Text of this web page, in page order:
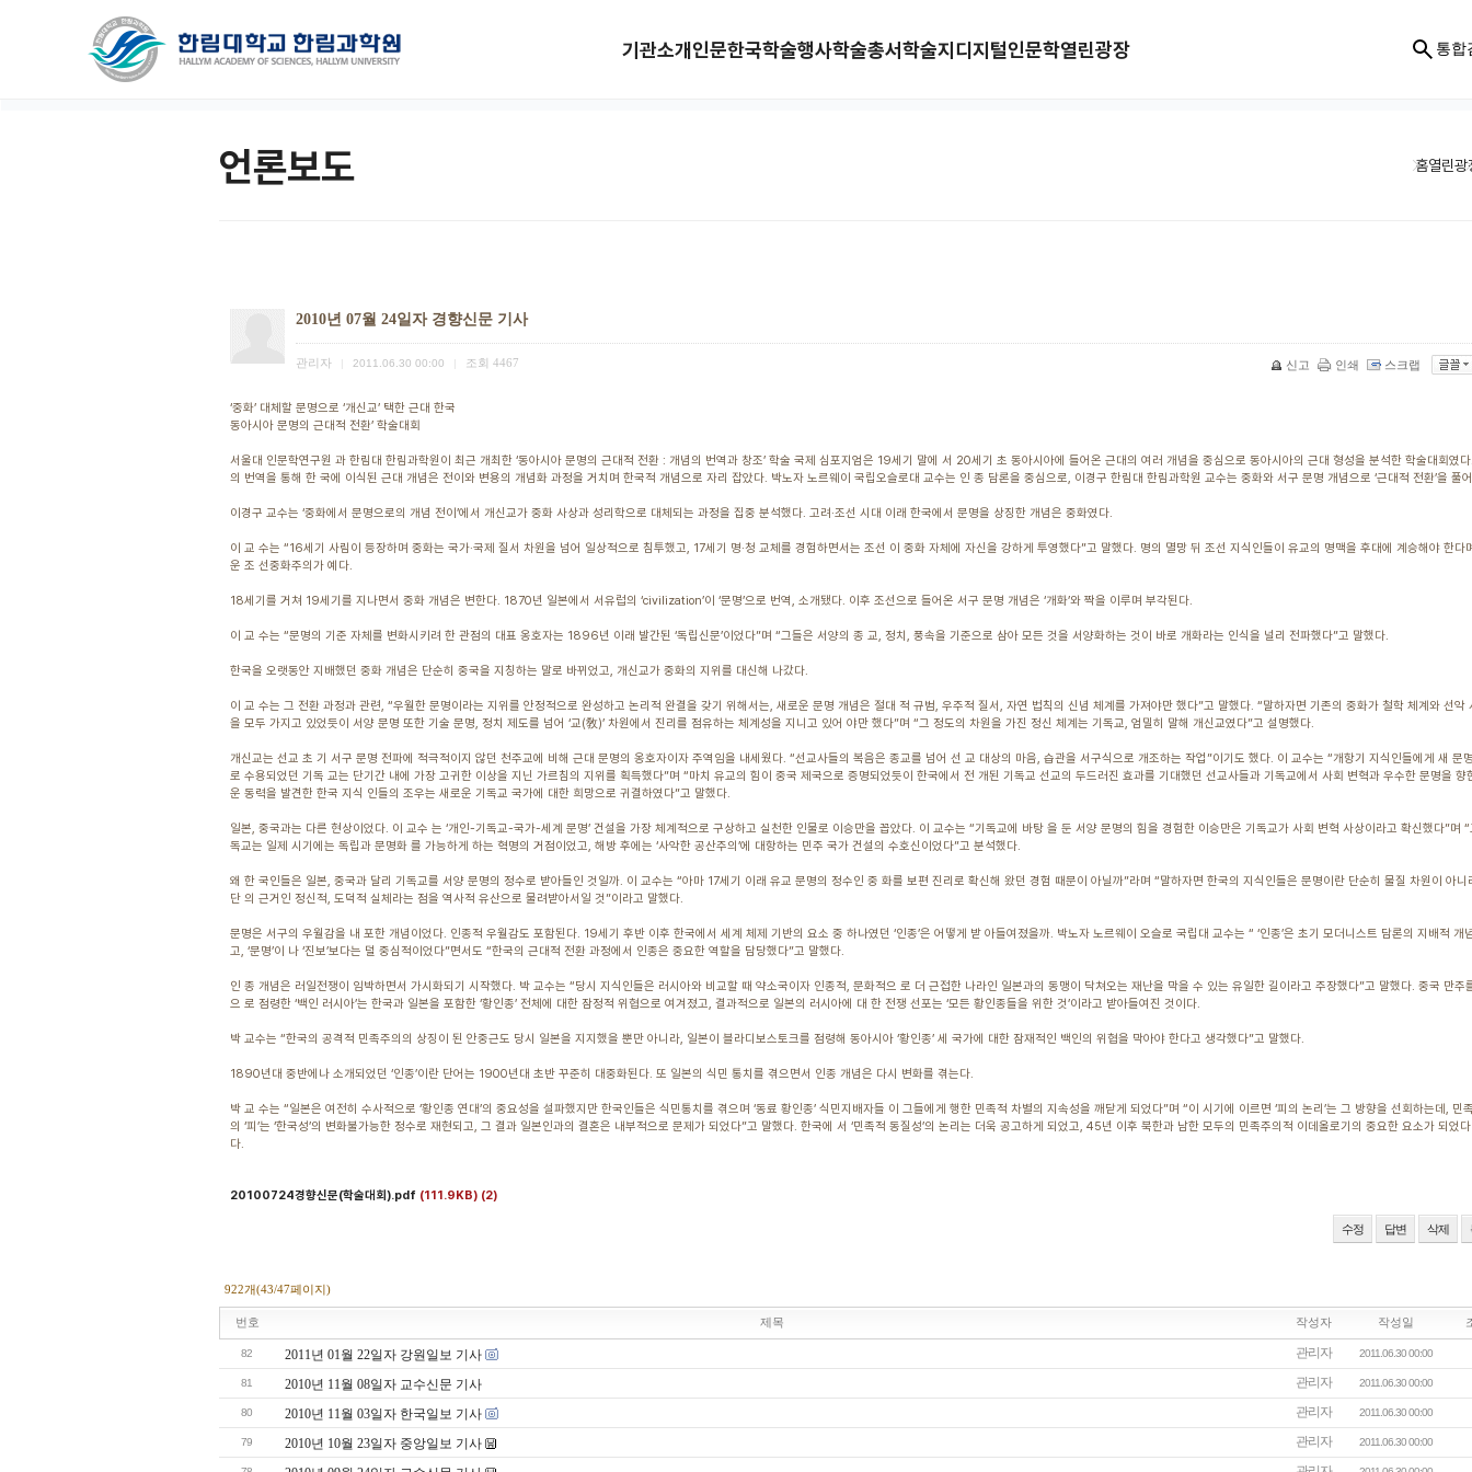
기관소개인문한국학술행사학술총서학술지디지털인문학열린광장 통합
언론보도 홈열린광
2010년 07월 24일자 경향신문 기사
관리자 2011.06.30 00:00 조회 4467 신고 인쇄 스크랩
‘중화’ 대체할 문명으로 ‘개신교’ 택한 근대 한국
동아시아 문명의 근대적 전환’ 학술대회
서울대 인문학연구원 과 한림대 한림과학원이 최근 개최한 ‘동아시아 문명의 근대적 전환 : 개념의 번역과 창조’ 학술 국제 심포지엄은 19세기 말에 서 20세기 초 동아시아에 들어온 근대의 여러 개념을 중심으로 동아시아의 근대 형성을 분석한 학술대회였
의 번역을 통해 한 국에 이식된 근대 개념은 전이와 변용의 개념화 과정을 거치며 한국적 개념으로 자리 잡았다. 박노자 노르웨이 국립오슬로대 교수는 인 종 담론을 중심으로, 이경구 한림대 한림과학원 교수는 중화와 서구 문명 개념으로 ‘근대적 전환’을 풀
이경구 교수는 ‘중화에서 문명으로의 개념 전이’에서 개신교가 중화 사상과 성리학으로 대체되는 과정을 집중 분석했다. 고려·조선 시대 이래 한국에서 문명을 상징한 개념은 중화였다.
이 교 수는 “16세기 사림이 등장하며 중화는 국가·국제 질서 차원을 넘어 일상적으로 침투했고, 17세기 명·청 교체를 경험하면서는 조선 이 중화 자체에 자신을 강하게 투영했다”고 말했다. 명의 멸망 뒤 조선 지식인들이 유교의 명맥을 후대에 계승해야 한다
운 조 선중화주의가 예다.
18세기를 거쳐 19세기를 지나면서 중화 개념은 변한다. 1870년 일본에서 서유럽의 ‘civilization’이 ‘문명’으로 번역, 소개됐다. 이후 조선으로 들어온 서구 문명 개념은 ‘개화’와 짝을 이루며 부각된다.
이 교 수는 “문명의 기준 자체를 변화시키려 한 관점의 대표 옹호자는 1896년 이래 발간된 ‘독립신문’이었다”며 “그들은 서양의 종 교, 정치, 풍속을 기준으로 삼아 모든 것을 서양화하는 것이 바로 개화라는 인식을 널리 전파했다”고 말했다.
한국을 오랫동안 지배했던 중화 개념은 단순히 중국을 지칭하는 말로 바뀌었고, 개신교가 중화의 지위를 대신해 나갔다.
이 교 수는 그 전환 과정과 관련, “우월한 문명이라는 지위를 안정적으로 완성하고 논리적 완결을 갖기 위해서는, 새로운 문명 개념은 절대 적 규범, 우주적 질서, 자연 법칙의 신념 체계를 가져야만 했다”고 말했다. “말하자면 기존의 중화가 철학 체계와 선악
을 모두 가지고 있었듯이 서양 문명 또한 기술 문명, 정치 제도를 넘어 ‘교(敎)’ 차원에서 진리를 점유하는 체계성을 지니고 있어 야만 했다”며 “그 정도의 차원을 가진 정신 체계는 기독교, 엄밀히 말해 개신교였다”고 설명했다.
개신교는 선교 초 기 서구 문명 전파에 적극적이지 않던 천주교에 비해 근대 문명의 옹호자이자 주역임을 내세웠다. “선교사들의 복음은 종교를 넘어 선 교 대상의 마음, 습관을 서구식으로 개조하는 작업”이기도 했다. 이 교수는 “개항기 지식인들에게 새 문
로 수용되었던 기독 교는 단기간 내에 가장 고귀한 이상을 지닌 가르침의 지위를 획득했다”며 “마치 유교의 힘이 중국 제국으로 증명되었듯이 한국에서 전 개된 기독교 선교의 두드러진 효과를 기대했던 선교사들과 기독교에서 사회 변혁과 우수한 문명을 향
운 동력을 발견한 한국 지식 인들의 조우는 새로운 기독교 국가에 대한 희망으로 귀결하였다”고 말했다.
일본, 중국과는 다른 현상이었다. 이 교수 는 ‘개인-기독교-국가-세계 문명’ 건설을 가장 체계적으로 구상하고 실천한 인물로 이승만을 꼽았다. 이 교수는 “기독교에 바탕 을 둔 서양 문명의 힘을 경험한 이승만은 기독교가 사회 변혁 사상이라고 확신했다”며
독교는 일제 시기에는 독립과 문명화 를 가능하게 하는 혁명의 거점이었고, 해방 후에는 ‘사악한 공산주의’에 대항하는 민주 국가 건설의 수호신이었다”고 분석했다.
왜 한 국인들은 일본, 중국과 달리 기독교를 서양 문명의 정수로 받아들인 것일까. 이 교수는 “아마 17세기 이래 유교 문명의 정수인 중 화를 보편 진리로 확신해 왔던 경험 때문이 아닐까”라며 “말하자면 한국의 지식인들은 문명이란 단순히 물질 차원이 아니
단 의 근거인 정신적, 도덕적 실체라는 점을 역사적 유산으로 물려받아서일 것”이라고 말했다.
문명은 서구의 우월감을 내 포한 개념이었다. 인종적 우월감도 포함된다. 19세기 후반 이후 한국에서 세계 체제 기반의 요소 중 하나였던 ‘인종’은 어떻게 받 아들여졌을까. 박노자 노르웨이 오슬로 국립대 교수는 “ ‘인종’은 초기 모더니스트 담론의 지배적 개
고, ‘문명’이 나 ‘진보’보다는 덜 중심적이었다”면서도 “한국의 근대적 전환 과정에서 인종은 중요한 역할을 담당했다”고 말했다.
인 종 개념은 러일전쟁이 임박하면서 가시화되기 시작했다. 박 교수는 “당시 지식인들은 러시아와 비교할 때 약소국이자 인종적, 문화적으 로 더 근접한 나라인 일본과의 동맹이 닥쳐오는 재난을 막을 수 있는 유일한 길이라고 주장했다”고 말했다. 중국 만주
으 로 점령한 ‘백인 러시아’는 한국과 일본을 포함한 ‘황인종’ 전체에 대한 잠정적 위협으로 여겨졌고, 결과적으로 일본의 러시아에 대 한 전쟁 선포는 ‘모든 황인종들을 위한 것’이라고 받아들여진 것이다.
박 교수는 “한국의 공격적 민족주의의 상징이 된 안중근도 당시 일본을 지지했을 뿐만 아니라, 일본이 블라디보스토크를 점령해 동아시아 ‘황인종’ 세 국가에 대한 잠재적인 백인의 위협을 막아야 한다고 생각했다”고 말했다.
1890년대 중반에나 소개되었던 ‘인종’이란 단어는 1900년대 초반 꾸준히 대중화된다. 또 일본의 식민 통치를 겪으면서 인종 개념은 다시 변화를 겪는다.
박 교 수는 “일본은 여전히 수사적으로 ‘황인종 연대’의 중요성을 설파했지만 한국인들은 식민통치를 겪으며 ‘동료 황인종’ 식민지배자들 이 그들에게 행한 민족적 차별의 지속성을 깨닫게 되었다”며 “이 시기에 이르면 ‘피의 논리’는 그 방향을 선회하는데, 민
의 ‘피’는 ‘한국성’의 변화불가능한 정수로 재현되고, 그 결과 일본인과의 결혼은 내부적으로 문제가 되었다”고 말했다. 한국에 서 ‘민족적 동질성’의 논리는 더욱 공고하게 되었고, 45년 이후 북한과 남한 모두의 민족주의적 이데올로기의 중요한 요소가 되었
다.
20100724경향신문(학술대회).pdf (111.9KB) (2)
수정 답변 삭제
922개(43/47페이지)
번호 제목 작성자 작성일
82 2011년 01월 22일자 강원일보 기사 관리자 2011.06.30 00:00
81 2010년 11월 08일자 교수신문 기사 관리자 2011.06.30 00:00
80 2010년 11월 03일자 한국일보 기사 관리자 2011.06.30 00:00
79 2010년 10월 23일자 중앙일보 기사 관리자 2011.06.30 00:00